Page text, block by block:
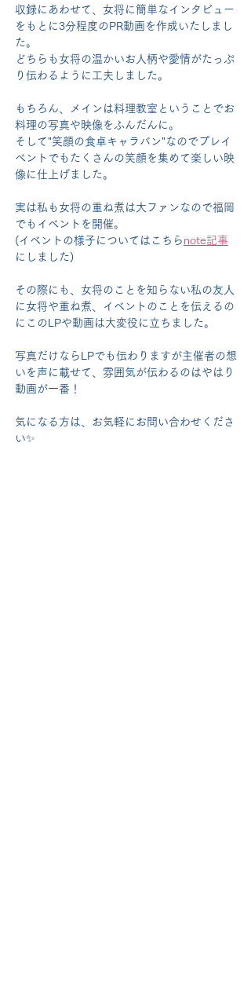
収録にあわせて、女将に簡単なインタビュー
をもとに3分程度のPR動画を作成いたしまし
た。
どちらも女将の温かいお人柄や愛情がたっぷ
り伝わるように工夫しました。
もちろん、メインは料理教室ということでお
料理の写真や映像をふんだんに。
そして"笑顔の食卓キャラバン"なのでプレイ
ベントでもたくさんの笑顔を集めて楽しい映
像に仕上げました。
実は私も女将の重ね煮は大ファンなので福岡
でもイベントを開催。
(イベントの様子についてはこちら note記事
にしました)
その際にも、女将のことを知らない私の友人
に女将や重ね煮、イベントのことを伝えるの
にこのLPや動画は大変役に立ちました。
写真だけならLPでも伝わりますが主催者の想
いを声に載せて、雰囲気が伝わるのはやはり
動画が一番！
気になる方は、お気軽にお問い合わせくださ
い✨